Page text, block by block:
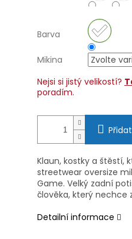
Barva
Mikina
Nejsi si jistý velikostí?
poradím.
Klaun, kostky a štěstí,
streetwear oversize
Game. Velký zadní
člověka, který nechce
Detailní informace